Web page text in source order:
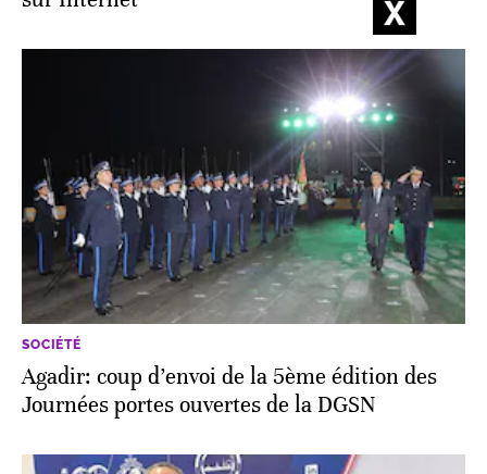
SOCIÉTÉ
Agadir: coup d’envoi de la 5ème édition des
Journées portes ouvertes de la DGSN